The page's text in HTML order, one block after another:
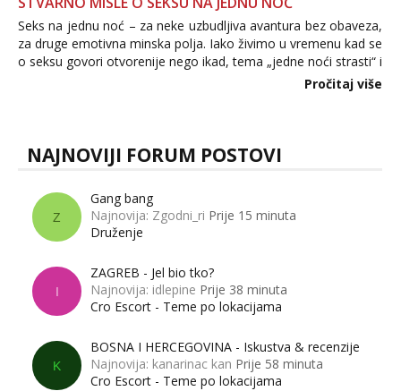
Seks na jednu noć – za neke uzbudljiva avantura bez obaveza,
za druge emotivna minska polja. Iako živimo u vremenu kad se
o seksu govori otvorenije nego ikad, tema „jedne noći strasti“ i
dalje izaziva burne rasprave. Što zapravo misle žene, a što
Pročitaj više
NAJNOVIJI FORUM POSTOVI
Z
Gang bang
Najnovija: Zgodni_ri Prije 15 minuta
Druženje
I
ZAGREB - Jel bio tko?
Najnovija: idlepine Prije 38 minuta
Cro Escort - Teme po lokacijama
K
BOSNA I HERCEGOVINA - Iskustva & recenzije
Najnovija: kanarinac kan Prije 58 minuta
Cro Escort - Teme po lokacijama